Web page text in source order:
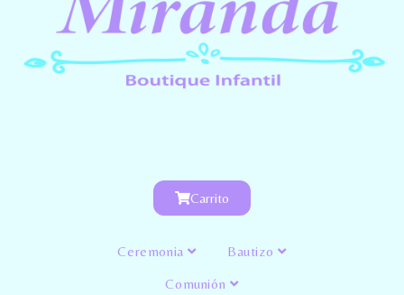
Carrito
Ceremonia Bautizo
Comunión